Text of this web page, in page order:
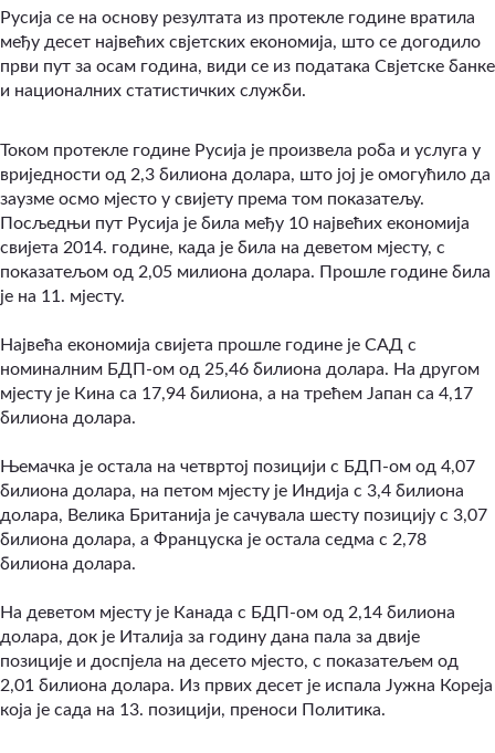
Русија се на основу резултата из протекле године вратила
међу десет највећих свјетских економија, што се догодило
први пут за осам година, види се из података Свјетске банке
и националних статистичких служби.
Током протекле године Русија је произвела роба и услуга у
вриједности од 2,3 билиона долара, што јој је омогућило да
заузме осмо мјесто у свијету према том показатељу.
Посљедњи пут Русија је била међу 10 највећих економија
свијета 2014. године, када је била на деветом мјесту, с
показатељом од 2,05 милиона долара. Прошле године била
је на 11. мјесту.
Највећа економија свијета прошле године је САД с
номиналним БДП-ом од 25,46 билиона долара. На другом
мјесту је Кина са 17,94 билиона, а на трећем Јапан са 4,17
билиона долара.
Њемачка је остала на четвртој позицији с БДП-ом од 4,07
билиона долара, на петом мјесту је Индија с 3,4 билиона
долара, Велика Британија је сачувала шесту позицију с 3,07
билиона долара, а Француска је остала седма с 2,78
билиона долара.
На деветом мјесту је Канада с БДП-ом од 2,14 билиона
долара, док је Италија за годину дана пала за двије
позиције и доспјела на десето мјесто, с показатељем од
2,01 билиона долара. Из првих десет је испала Јужна Кореја
која је сада на 13. позицији, преноси Политика.